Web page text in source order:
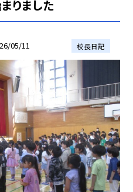
りました
05/11 校長日記